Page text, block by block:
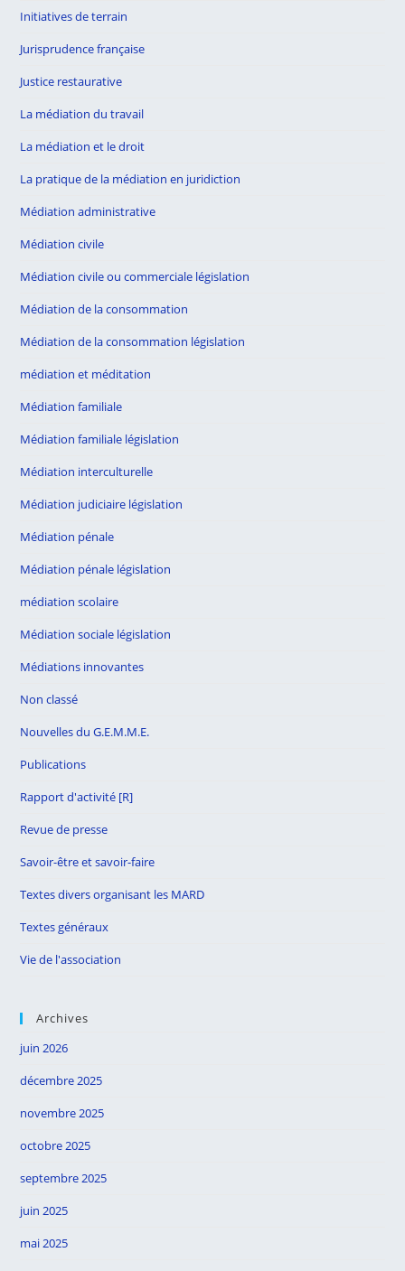
Initiatives de terrain
Jurisprudence française
Justice restaurative
La médiation du travail
La médiation et le droit
La pratique de la médiation en juridiction
Médiation administrative
Médiation civile
Médiation civile ou commerciale législation
Médiation de la consommation
Médiation de la consommation législation
médiation et méditation
Médiation familiale
Médiation familiale législation
Médiation interculturelle
Médiation judiciaire législation
Médiation pénale
Médiation pénale législation
médiation scolaire
Médiation sociale législation
Médiations innovantes
Non classé
Nouvelles du G.E.M.M.E.
Publications
Rapport d'activité [R]
Revue de presse
Savoir-être et savoir-faire
Textes divers organisant les MARD
Textes généraux
Vie de l'association
Archives
juin 2026
décembre 2025
novembre 2025
octobre 2025
septembre 2025
juin 2025
mai 2025